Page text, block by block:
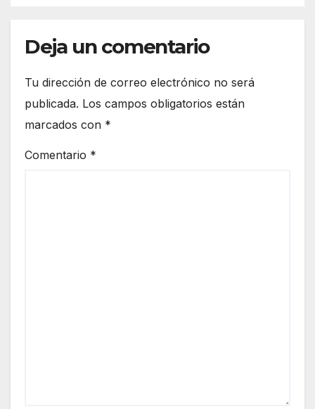
Deja un comentario
Tu dirección de correo electrónico no será
publicada. Los campos obligatorios están
marcados con *
Comentario *